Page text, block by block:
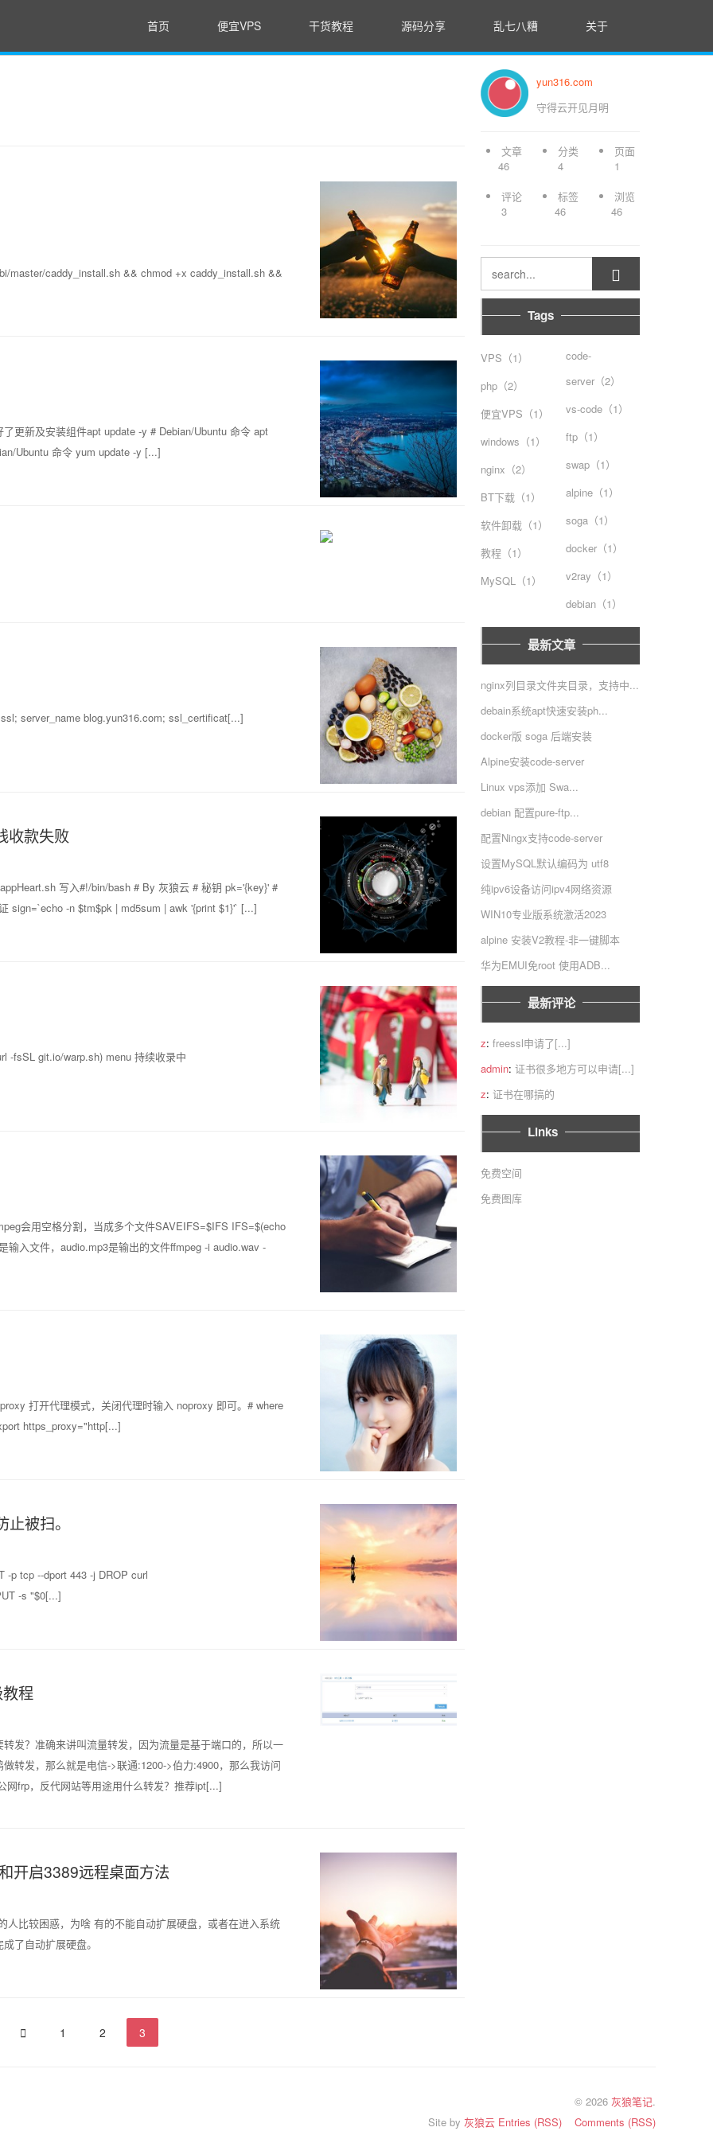
首页 便宜VPS 干货教程 源码分享 乱七八糟 关于
master/caddy_install.sh && chmod +x caddy_install.sh &&
更新及安装组件apt update -y # Debian/Ubuntu 命令 apt
Ubuntu 命令 yum update -y [...]
server_name blog.yun316.com; ssl_certificat[...]
收款失败
写入#!/bin/bash # By 灰狼云 # 秘钥 pk='{key}' #
sign=`echo -n $tm$pk | md5sum | awk '{print $1}'` [...]
-fsSL git.io/warp.sh) menu 持续收录中
会用空格分割，当成多个文件SAVEIFS=$IFS IFS=$(echo
入文件，audio.mp3是输出的文件ffmpeg -i audio.wav -
打开代理模式，关闭代理时输入 noproxy 即可。# where
https_proxy="http[...]
被扫。
-p tcp --dport 443 -j DROP curl
-s "$0[...]
程
发？准确来讲叫流量转发，因为流量是基于端口的，所以一
转发，那么就是电信->联通:1200->伯力:4900，那么我访问
网frp，反代网站等用途用什么转发？推荐ipt[...]
开启3389远程桌面方法
比较困惑，为啥 有的不能自动扩展硬盘，或者在进入系统
了自动扩展硬盘。
 1 2 3
yun316.com
守得云开见月明
文章
46
评论
3
分类
4
标签
46
页面
1
浏览
46

Tags
VPS（1）
php（2）
便宜VPS（1）
windows（1）
nginx（2）
BT下载（1）
软件卸载（1）
教程（1）
MySQL（1）
code-
server（2）
vs-code（1）
ftp（1）
swap（1）
alpine（1）
soga（1）
docker（1）
v2ray（1）
debian（1）
最新文章
nginx列目录文件夹目录，支持中...
debain系统apt快速安装ph...
docker版 soga 后端安装
Alpine安装code-server
Linux vps添加 Swa...
debian 配置pure-ftp...
配置Ningx支持code-server
设置MySQL默认编码为 utf8
纯ipv6设备访问ipv4网络资源
WIN10专业版系统激活2023
alpine 安装V2教程-非一键脚本
华为EMUI免root 使用ADB...
最新评论
z: freessl申请了[...]
admin: 证书很多地方可以申请[...]
z: 证书在哪搞的
Links
免费空间
免费图库
© 2026 灰狼笔记.
Site by 灰狼云 Entries (RSS) Comments (RSS)